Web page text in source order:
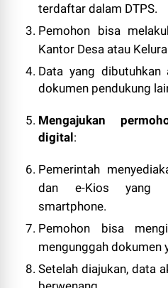
terdaftar dalam DTPS.
Pemohon bisa
Kantor Desa atau
Data yang dibutuhkan
dokumen pendukung
Mengajukan
digital:
Pemerintah
dan e-Kios yang
smartphone.
Pemohon bisa
mengunggah dokumen
Setelah diajukan, data